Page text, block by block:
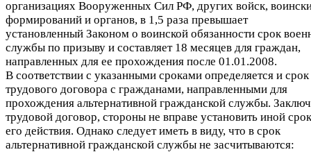
организациях Вооруженных Сил РФ, других войск,
формирований и органов, в 1,5 раза превышает
установленный Законом о воинской обязанности срок
службы по призыву и составляет 18 месяцев для граждан,
направленных для ее прохождения после 01.01.2008.
В соответствии с указанными сроками определяется и срок
трудового договора с гражданами, направленными для
прохождения альтернативной гражданской службы.
трудовой договор, стороны не вправе установить иной срок
его действия. Однако следует иметь в виду, что в срок
альтернативной гражданской службы не засчитываются: